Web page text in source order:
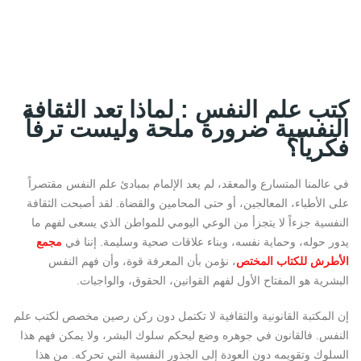
كتب علم النفس : لماذا تعد الثقافة
النفسية ضرورة ملحة وليست ترفاً
فكرياً؟
في عالمنا المتسارع والمعقد، لم يعد الإلمام بمبادئ علم النفس مقتصراً
على الأطباء، المعالجين، أو حتى المحامين والقضاة. لقد أصبحت الثقافة
النفسية جزءاً لا يتجزأ من الوعي اليومي للمواطن الذي يسعى لفهم ما
يدور حوله، وحماية نفسه، وبناء علاقات صحية وسليمة. إننا في مجمع
الأطرش للكتاب المختص، نؤمن بأن المعرفة قوة، وأن فهم النفس
البشرية هو المفتاح الأول لفهم القوانين، الحقوق، والواجبات.
إن المكتبة القانونية والثقافية لا تكتمل دون ركن رصين مخصص لكتب علم
النفس. فالقانون في جوهره وضع ليحكم سلوك البشر، ولا يمكن فهم هذا
السلوك وتقويمه دون العودة إلى الجذور النفسية التي تحركه. من هذا